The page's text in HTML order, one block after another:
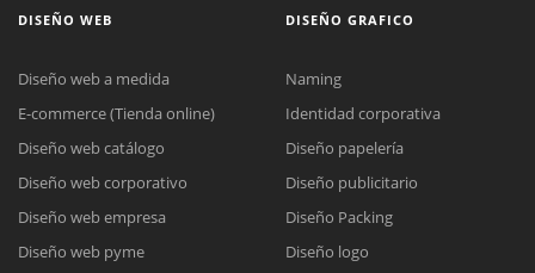
DISEÑO WEB
Diseño web a medida
E-commerce (Tienda online)
Diseño web catálogo
Diseño web corporativo
Diseño web empresa
Diseño web pyme
DISEÑO GRAFICO
Naming
Identidad corporativa
Diseño papelería
Diseño publicitario
Diseño Packing
Diseño logo